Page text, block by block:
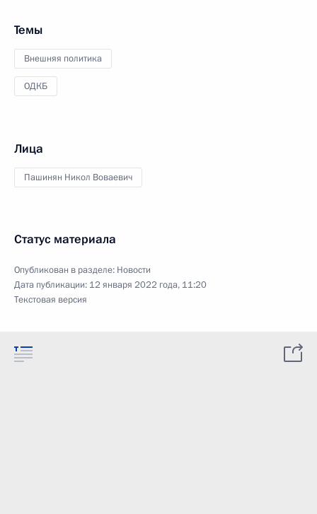
Темы
Внешняя политика
ОДКБ
Лица
Пашинян Никол Воваевич
Статус материала
Опубликован в разделе: Новости
Дата публикации: 12 января 2022 года, 11:20
Текстовая версия